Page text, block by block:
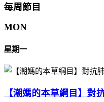
每周節目
MON
星期一
【潮媽的本草綱目】對